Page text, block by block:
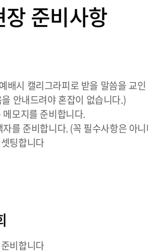
준비사항
배시 캘리그라피로 받을 말씀을 교
안내드려야 혼잡이 없습니다.)
모지를 준비합니다.
를 준비합니다. (꼭 필수사항은 아
팅합니다
비합니다